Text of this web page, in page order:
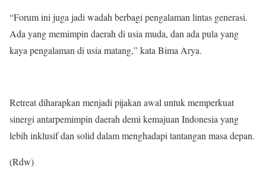
“Forum ini juga jadi wadah berbagi pengalaman lintas generasi.
Ada yang memimpin daerah di usia muda, dan ada pula yang
kaya pengalaman di usia matang,” kata Bima Arya.
Retreat diharapkan menjadi pijakan awal untuk memperkuat
sinergi antarpemimpin daerah demi kemajuan Indonesia yang
lebih inklusif dan solid dalam menghadapi tantangan masa depan.
(Rdw)